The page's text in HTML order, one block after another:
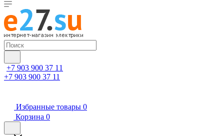
+7 903 900 37 11
+7 903 900 37 11
Избранные товары 0
Корзина 0